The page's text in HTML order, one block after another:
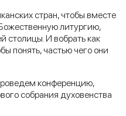
стран, чтобы вместе
литургию,
столицы. И вобрать как
понять, частью чего они
конференцию,
собрания духовенства